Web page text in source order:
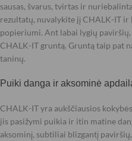
sausas, švarus, tvirtas ir
rezultatų, nuvalykite jį CHALK-IT
popieriumi. Ant labai lygių
CHALK-IT gruntą. Gruntą taip pat
taninų.
Puiki danga ir aksominė
CHALK-IT yra aukščiausios
jis pasižymi puikia ir itin matine
aksominį, subtiliai blizgantį